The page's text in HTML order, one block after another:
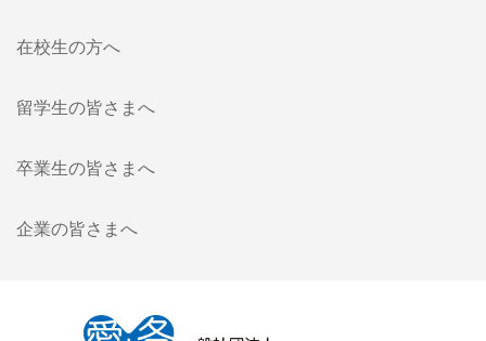
在校生の方へ
留学生の皆さまへ
卒業生の皆さまへ
企業の皆さまへ